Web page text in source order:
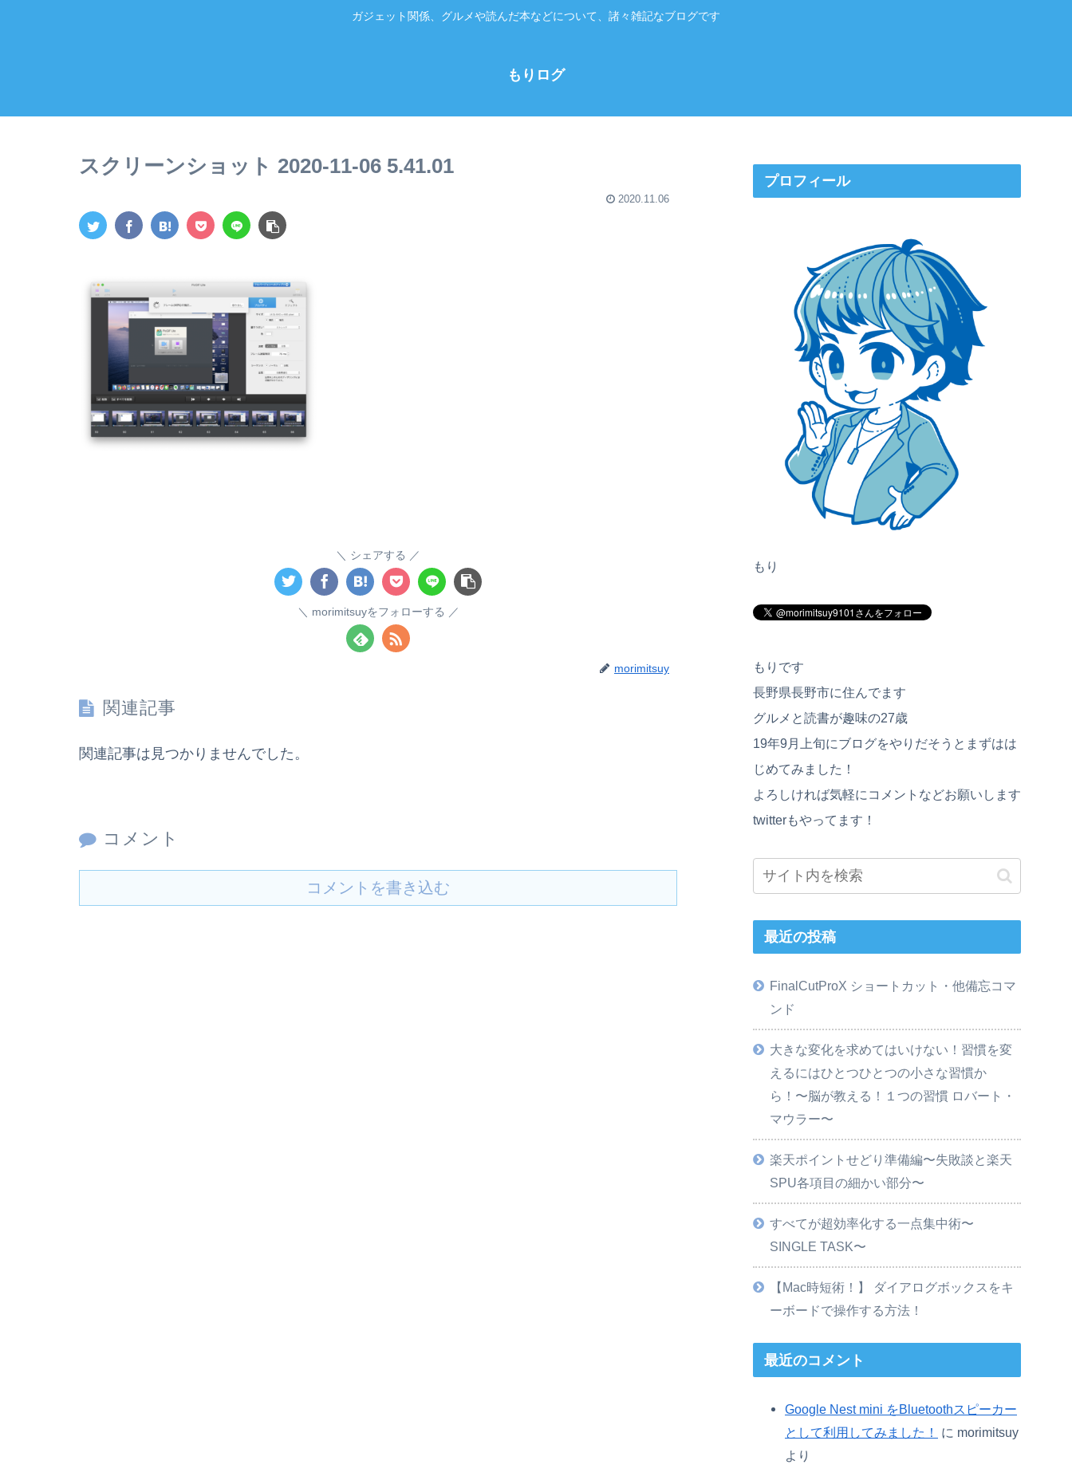
ガジェット関係、グルメや読んだ本などについて、諸々雑記なブログです
もりログ
スクリーンショット 2020-11-06 5.41.01
2020.11.06
シェアする
morimitsuyをフォローする
morimitsuy
関連記事
関連記事は見つかりませんでした。
コメント
コメントを書き込む
プロフィール
もり
もりです
長野県長野市に住んでます
グルメと読書が趣味の27歳
19年9月上旬にブログをやりだそうとまずはは
じめてみました！
よろしければ気軽にコメントなどお願いします
twitterもやってます！
最近の投稿
FinalCutProX ショートカット・他備忘コマ
ンド
大きな変化を求めてはいけない！習慣を変
えるにはひとつひとつの小さな習慣か
ら！〜脳が教える！１つの習慣 ロバート・
マウラー〜
楽天ポイントせどり準備編〜失敗談と楽天
SPU各項目の細かい部分〜
すべてが超効率化する一点集中術〜
SINGLE TASK〜
【Mac時短術！】 ダイアログボックスをキ
ーボードで操作する方法！
最近のコメント
Google Nest mini をBluetoothスピーカー
として利用してみました！
に morimitsuy
より